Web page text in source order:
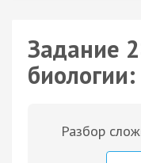
Задание
Разбор